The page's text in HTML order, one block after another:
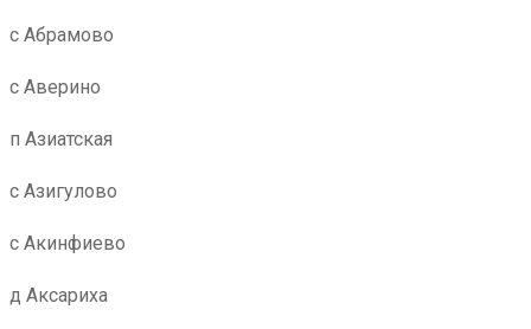
с Абрамово
с Аверино
п Азиатская
с Азигулово
с Акинфиево
д Аксариха